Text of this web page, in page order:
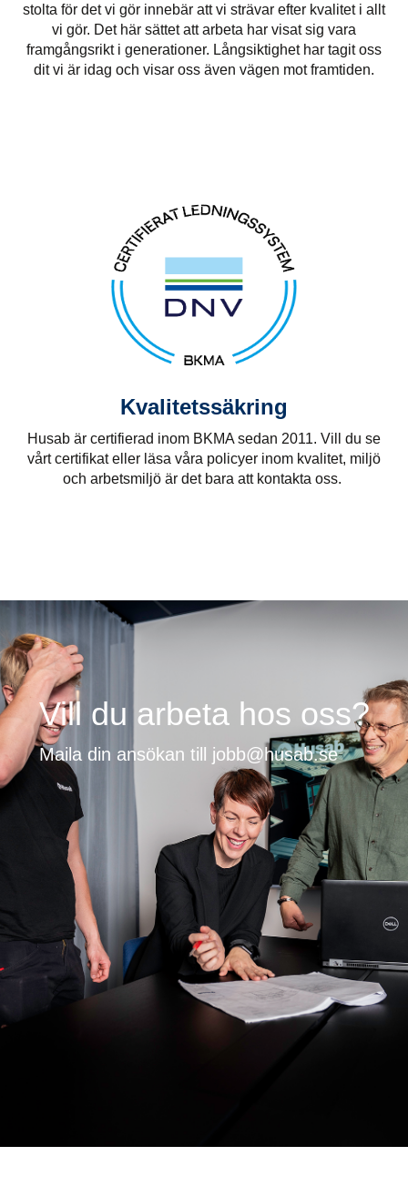
stolta för det vi gör innebär att vi strävar efter kvalitet i allt
vi gör. Det här sättet att arbeta har visat sig vara
framgångsrikt i generationer. Långsiktighet har tagit oss
dit vi är idag och visar oss även vägen mot framtiden.
Kvalitetssäkring
Husab är certifierad inom BKMA sedan 2011. Vill du se
vårt certifikat eller läsa våra policyer inom kvalitet, miljö
och arbetsmiljö är det bara att kontakta oss.
Vill du arbeta hos oss?
Maila din ansökan till jobb@husab.se